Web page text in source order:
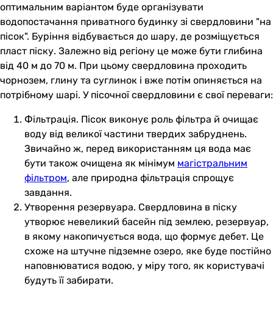
оптимальним варіантом буде організувати
водопостачання приватного будинку зі свердловини "на
пісок". Буріння відбувається до шару, де розміщується
пласт піску. Залежно від регіону це може бути глибина
від 40 м до 70 м. При цьому свердловина проходить
чорнозем, глину та суглинок і вже потім опиняється на
потрібному шарі. У пісочної свердловини є свої переваги:
Фільтрація. Пісок виконує роль фільтра й очищає
воду від великої частини твердих забруднень.
Звичайно ж, перед використанням ця вода має
бути також очищена як мінімум магістральним
фільтром, але природна фільтрація спрощує
завдання.
Утворення резервуара. Свердловина в піску
утворює невеликий басейн під землею, резервуар,
в якому накопичується вода, що формує дебет. Це
схоже на штучне підземне озеро, яке буде постійно
наповнюватися водою, у міру того, як користувачі
будуть її забирати.